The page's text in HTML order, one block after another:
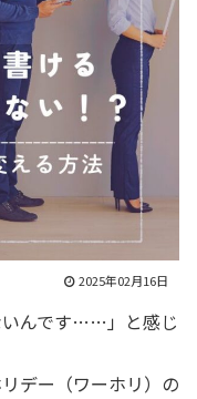
2025年02月16日
いんです……」と感じ
デー（ワーホリ）の